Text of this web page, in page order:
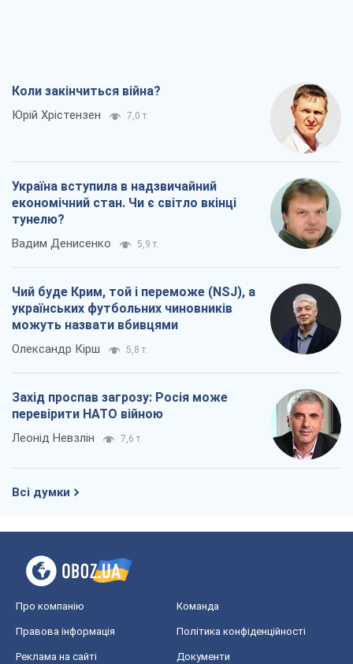
Коли закінчиться війна?
Юрій Хрістензен 7,0 т.
Україна вступила в надзвичайний
економічний стан. Чи є світло вкінці
тунелю?
Вадим Денисенко 5,9 т.
Чий буде Крим, той і переможе (NSJ), а
українських футбольних чиновників
можуть назвати вбивцями
Олександр Кірш 5,8 т.
Захід проспав загрозу: Росія може
перевірити НАТО війною
Леонід Невзлін 7,6 т.
Всі думки
Про компанію Команда
Правова інформація Політика конфіденційності
Реклама на сайті Документи